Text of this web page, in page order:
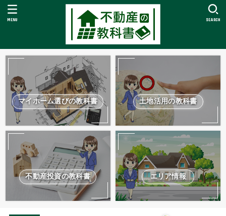
SEARCH
MENU
マイホーム選びの教科書 土地活用の教科書
不動産投資の教科書 エリア情報